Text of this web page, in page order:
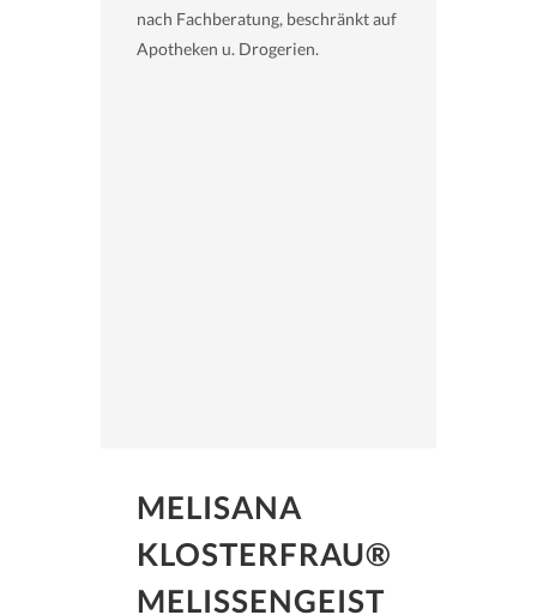
nach Fachberatung, beschränkt auf
Apotheken u. Drogerien.
MELISANA
KLOSTERFRAU®
MELISSENGEIST